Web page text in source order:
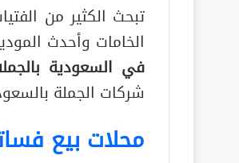
تبحث الكثير من
الخامات وأحدث
في السعودية
شركات الجملة
محلات بيع